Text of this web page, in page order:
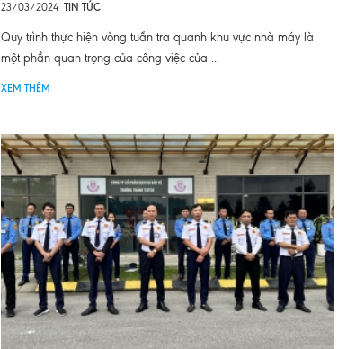
23/03/2024 TIN TỨC
Quy trình thực hiện vòng tuần tra quanh khu vực nhà máy là
một phần quan trọng của công việc của ...
XEM THÊM